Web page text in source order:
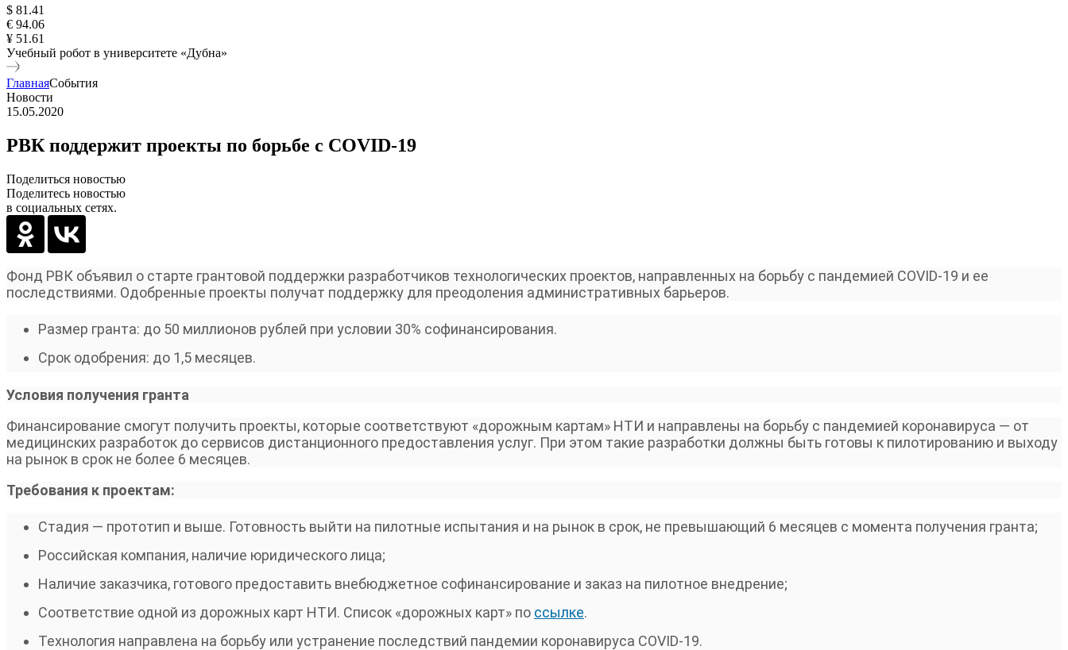
$ 81.41
€ 94.06
¥ 51.61
Учебный робот в университете «Дубна»
ГлавнаяСобытия
Новости
15.05.2020
РВК поддержит проекты по борьбе с COVID-19
Поделиться новостью
Поделитесь новостью
в социальных сетях.
Фонд РВК объявил о старте грантовой поддержки разработчиков технологических проектов, направленных на борьбу с пандемией COVID-19 и ее
последствиями. Одобренные проекты получат поддержку для преодоления административных барьеров.
Размер гранта: до 50 миллионов рублей при условии 30% софинансирования.
Срок одобрения: до 1,5 месяцев.
Условия получения гранта
Финансирование смогут получить проекты, которые соответствуют «дорожным картам» НТИ и направлены на борьбу с пандемией коронавируса — от
медицинских разработок до сервисов дистанционного предоставления услуг. При этом такие разработки должны быть готовы к пилотированию и выходу
на рынок в срок не более 6 месяцев.
Требования к проектам:
Стадия — прототип и выше. Готовность выйти на пилотные испытания и на рынок в срок, не превышающий 6 месяцев с момента получения гранта;
Российская компания, наличие юридического лица;
Наличие заказчика, готового предоставить внебюджетное софинансирование и заказ на пилотное внедрение;
Соответствие одной из дорожных карт НТИ. Список «дорожных карт» по ссылке.
Технология направлена на борьбу или устранение последствий пандемии коронавируса COVID-19.